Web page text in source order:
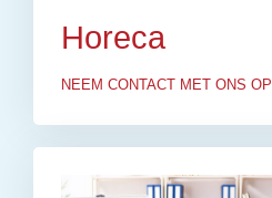
Horeca
NEEM CONTACT MET ONS OP